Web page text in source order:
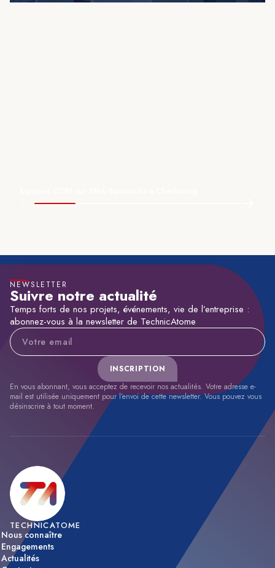
NEWSLETTER
Suivre notre actualité
Temps forts de nos projets, événements, vie de l’entreprise :
abonnez-vous à la newsletter de TechnicAtome
Adresse e-mail
INSCRIPTION
En vous abonnant, vous acceptez de recevoir nos actualités. Votre adresse e-
mail est utilisée uniquement pour l’envoi de cette newsletter. Vous pouvez vous
désinscrire à tout moment.
TECHNICATOME
Nous connaître
Engagements
Actualités